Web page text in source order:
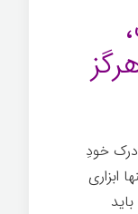
درک خودِ
ابزاری